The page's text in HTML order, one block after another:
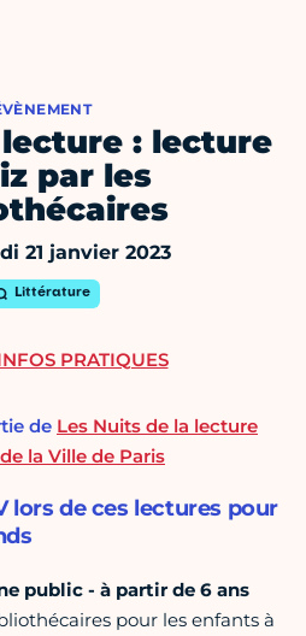
: lecture
par les
21 janvier 2023
Littérature
de Les Nuits de la lecture
la Ville de Paris
lors de ces lectures pour
public - à partir de 6 ans
pour les enfants à
PRATIQUES